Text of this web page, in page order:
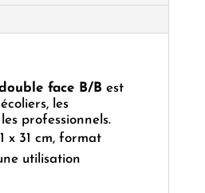
face B/Best
les
professionnels.
x 31 cm, format
utilisation